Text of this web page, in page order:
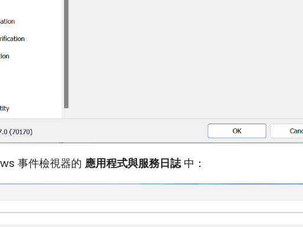
事件檢視器的 應用程式與服務日誌中：